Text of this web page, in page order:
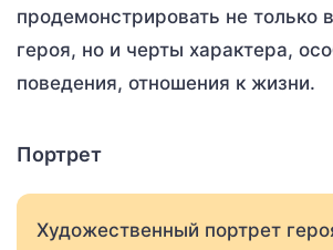
продемонстрировать не только
героя, но и черты характера,
поведения, отношения к жизни.
Портрет
Художественный портрет